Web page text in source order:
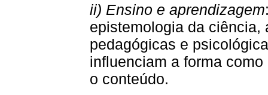
ii) Ensino e aprendizagem
epistemologia da
pedagógicas e
influenciam a forma
o conteúdo.